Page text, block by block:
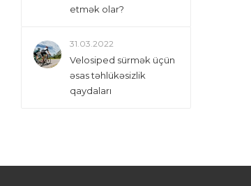
etmək olar?
31.03.2022
Velosiped sürmək üçün
əsas təhlükəsizlik
qaydaları